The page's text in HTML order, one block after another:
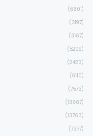
(6601)
(3197)
(3167)
(5209)
(2423)
(6110)
(7573)
(13667)
(13763)
(7377)